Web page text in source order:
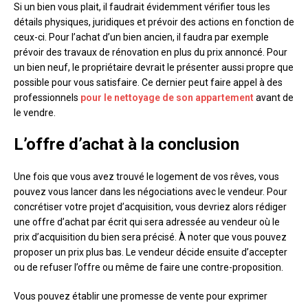
Si un bien vous plait, il faudrait évidemment vérifier tous les
détails physiques, juridiques et prévoir des actions en fonction de
ceux-ci. Pour l’achat d’un bien ancien, il faudra par exemple
prévoir des travaux de rénovation en plus du prix annoncé. Pour
un bien neuf, le propriétaire devrait le présenter aussi propre que
possible pour vous satisfaire. Ce dernier peut faire appel à des
professionnels pour le nettoyage de son appartement avant de
le vendre.
L’offre d’achat à la conclusion
Une fois que vous avez trouvé le logement de vos rêves, vous
pouvez vous lancer dans les négociations avec le vendeur. Pour
concrétiser votre projet d’acquisition, vous devriez alors rédiger
une offre d’achat par écrit qui sera adressée au vendeur où le
prix d’acquisition du bien sera précisé. À noter que vous pouvez
proposer un prix plus bas. Le vendeur décide ensuite d’accepter
ou de refuser l’offre ou même de faire une contre-proposition.
Vous pouvez établir une promesse de vente pour exprimer